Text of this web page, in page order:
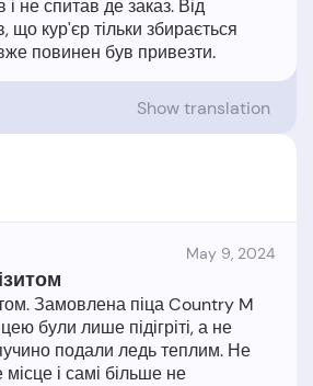
не спитав де заказ. Від
кур'єр тільки збирається
Show translation
May 9, 2024
Замовлена піца Country M
були лише підігріті, а не
подали ледь теплим. Не
і самі більше не